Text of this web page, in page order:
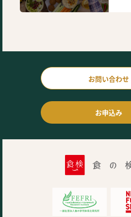
お問い合わせ
お申込み